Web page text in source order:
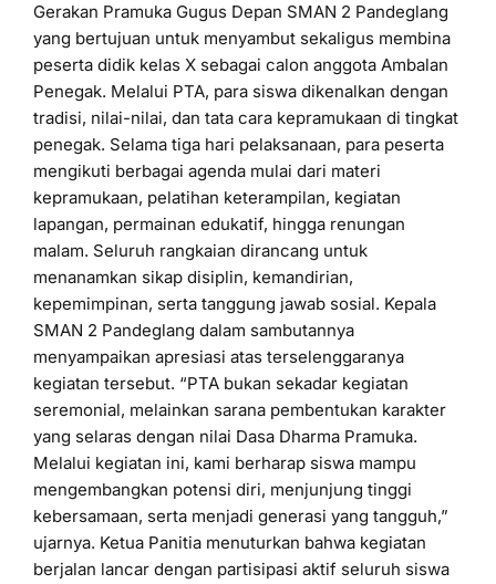
Gerakan Pramuka Gugus Depan SMAN 2 Pandeglang
yang bertujuan untuk menyambut sekaligus membina
peserta didik kelas X sebagai calon anggota Ambalan
Penegak. Melalui PTA, para siswa dikenalkan dengan
tradisi, nilai-nilai, dan tata cara kepramukaan di tingkat
penegak. Selama tiga hari pelaksanaan, para peserta
mengikuti berbagai agenda mulai dari materi
kepramukaan, pelatihan keterampilan, kegiatan
lapangan, permainan edukatif, hingga renungan
malam. Seluruh rangkaian dirancang untuk
menanamkan sikap disiplin, kemandirian,
kepemimpinan, serta tanggung jawab sosial. Kepala
SMAN 2 Pandeglang dalam sambutannya
menyampaikan apresiasi atas terselenggaranya
kegiatan tersebut. “PTA bukan sekadar kegiatan
seremonial, melainkan sarana pembentukan karakter
yang selaras dengan nilai Dasa Dharma Pramuka.
Melalui kegiatan ini, kami berharap siswa mampu
mengembangkan potensi diri, menjunjung tinggi
kebersamaan, serta menjadi generasi yang tangguh,”
ujarnya. Ketua Panitia menuturkan bahwa kegiatan
berjalan lancar dengan partisipasi aktif seluruh siswa